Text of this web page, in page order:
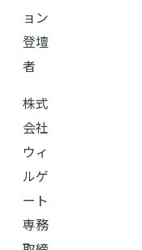
ョン
登壇
者
株式
会社
ウィ
ルゲ
ート
専務